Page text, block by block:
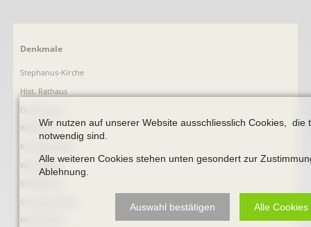
Navigation
Denkmale
Stephanus-Kirche
Hist. Rathaus
Domitorium
Wehrturm
Köttings Mühle
Windmühle
Ständehaus
Schmiede Galen
Mariensäule
Wir nutzen auf unserer Website ausschliesslich Cookies, die
notwendig sind.
Alle weiteren Cookies stehen unten gesondert zur
Ablehnung.
Auswahl bestätigen Alle